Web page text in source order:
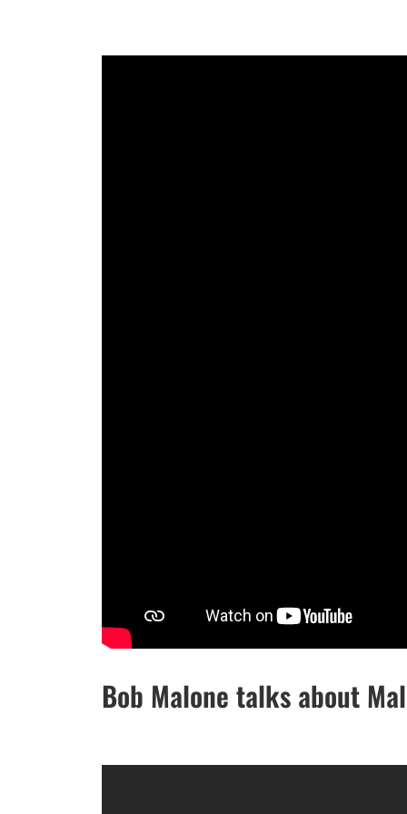
Bob Malone talks about